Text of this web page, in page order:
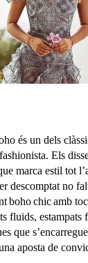
és un dels
Els
marca estil tot
descomptat no
boho chic amb
fluids, estampats
que
aposta de